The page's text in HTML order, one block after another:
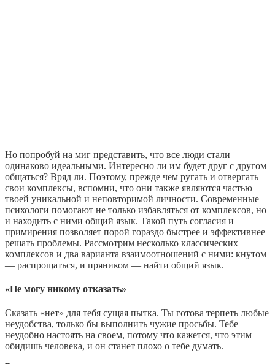
Но попробуй на миг представить, что все люди стали
одинаково идеальными. Интересно ли им будет друг с другом
общаться? Вряд ли. Поэтому, прежде чем ругать и отвергать
свои комплексы, вспомни, что они также являются частью
твоей уникальной и неповторимой личности. Современные
психологи помогают не только избавляться от комплексов, но
и находить с ними общий язык. Такой путь согласия и
примирения позволяет порой гораздо быстрее и эффективнее
решать проблемы. Рассмотрим несколько классических
комплексов и два варианта взаимоотношений с ними: кнутом
— распрощаться, и пряником — найти общий язык.
«Не могу никому отказать»
Сказать «нет» для тебя сущая пытка. Ты готова терпеть любые
неудобства, только бы выполнить чужие просьбы. Тебе
неудобно настоять на своем, потому что кажется, что этим
обидишь человека, и он станет плохо о тебе думать.